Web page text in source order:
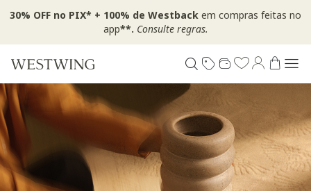
30% OFF no PIX* + 100% de Westback em compras feitas no
app**. Consulte regras.